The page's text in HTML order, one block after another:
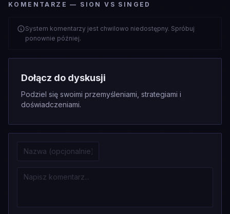
KOMENTARZE — SION VS SINGED
System komentarzy jest chwilowo niedostępny. Spróbuj
ponownie później.
Dołącz do dyskusji
Podziel się swoimi przemyśleniami, strategiami i
doświadczeniami.